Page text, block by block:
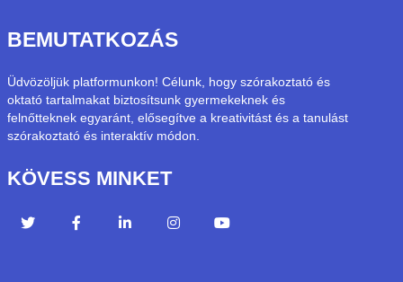
BEMUTATKOZÁS
Üdvözöljük platformunkon! Célunk, hogy szórakoztató és
oktató tartalmakat biztosítsunk gyermekeknek és
felnőtteknek egyaránt, elősegítve a kreativitást és a tanulást
szórakoztató és interaktív módon.
KÖVESS MINKET